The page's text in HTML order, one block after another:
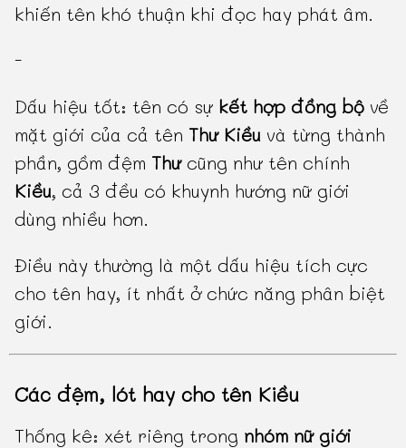
khiến tên khó thuận khi đọc hay phát âm.
-
Dấu hiệu tốt: tên có sự kết hợp đồng bộ về
mặt giới của cả tên Thư Kiều và từng thành
phần, gồm đệm Thưcũng như tên chính
Kiều, cả 3 đều có khuynh hướng nữ giới
dùng nhiều hơn.
Điều này thường là một dấu hiệu tích cực
cho tên hay, ít nhất ở chức năng phân biệt
giới.
Các đệm, lót hay cho tên Kiều
Thống kê: xét riêng trong nhóm nữ giới